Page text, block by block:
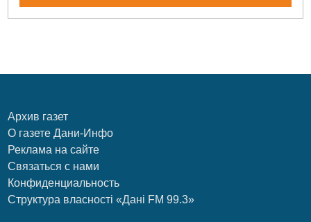
Архив газет
О газете Дани-Инфо
Реклама на сайте
Связаться с нами
Конфиденциальность
Структура власності «Дані FM 99.3»